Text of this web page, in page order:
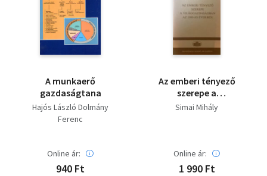
A munkaerő
gazdaságtana
Hajós László Dolmány
Ferenc
Online ár:
940 Ft
Az emberi tényező
szerepe a
világgazdaságban az
Simai Mihály
Online ár:
1 990 Ft